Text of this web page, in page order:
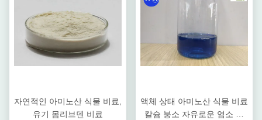
자연적인 아미노산 식물 비료,
유기 몸리브덴 비료
액체 상태 아미노산 식물 비료
칼슘 붕소 자유로운 염소 및